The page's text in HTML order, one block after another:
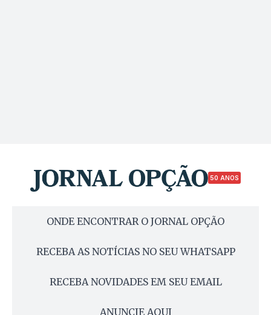
50 ANOS
ONDE ENCONTRAR O JORNAL OPÇÃO
RECEBA AS NOTÍCIAS NO SEU WHATSAPP
RECEBA NOVIDADES EM SEU EMAIL
ANUNCIE AQUI